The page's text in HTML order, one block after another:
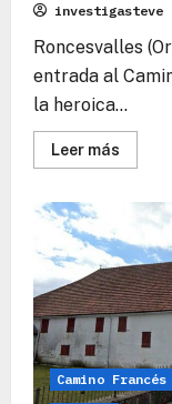
investigasteve
Roncesvalles
entrada al
la heroica...
Leer más
más
ancla
en
la
puerta
de
los
Pirineos
Camino Francés